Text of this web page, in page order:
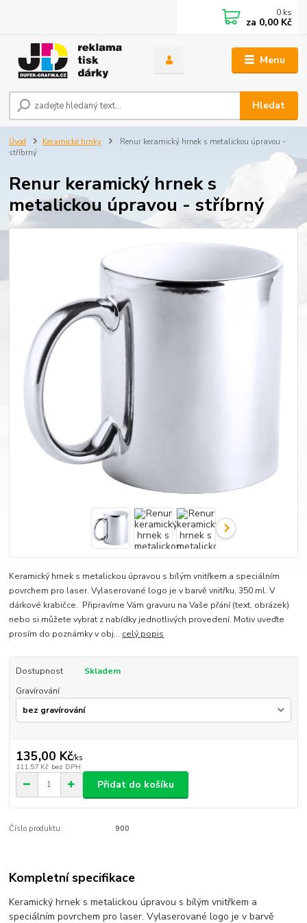
Menu
Hledat
0 ks
za 0,00 Kč
Úvod Keramické hrnky
Renur keramický hrnek s metalickou úpravou -
stříbrný
Renur keramický hrnek s
metalickou úpravou - stříbrný
Keramický hrnek s metalickou úpravou s bílým vnitřkem a speciálním
povrchem pro laser. Vylaserované logo je v barvě vnitřku, 350 ml. V
dárkové krabičce. Připravíme Vám gravuru na Vaše přání (text, obrázek)
nebo si můžete vybrat z nabídky jednotlivých provedení. Motiv uveďte
prosím do poznámky v obj... celý popis
Dostupnost
Skladem
Gravírování
135,00 Kč/ks
111,57 Kč bez DPH
Přidat do košíku
Číslo produktu: 900
Kompletní specifikace
Keramický hrnek s metalickou úpravou s bílým vnitřkem a
speciálním povrchem pro laser. Vylaserované logo je v barvě